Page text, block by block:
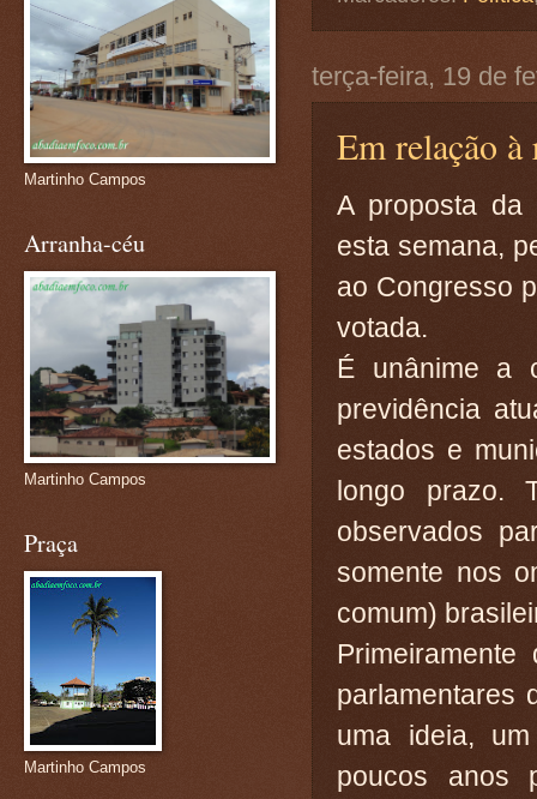
terça-feira, 19 de
Em relação
A proposta da
esta semana,
ao Congresso
votada.
É unânime a
previdência
estados e
longo prazo.
observados
somente nos
comum)
parlamentares
uma ideia,
poucos anos
Martinho Campos
Arranha-céu
Martinho Campos
Praça
Martinho Campos